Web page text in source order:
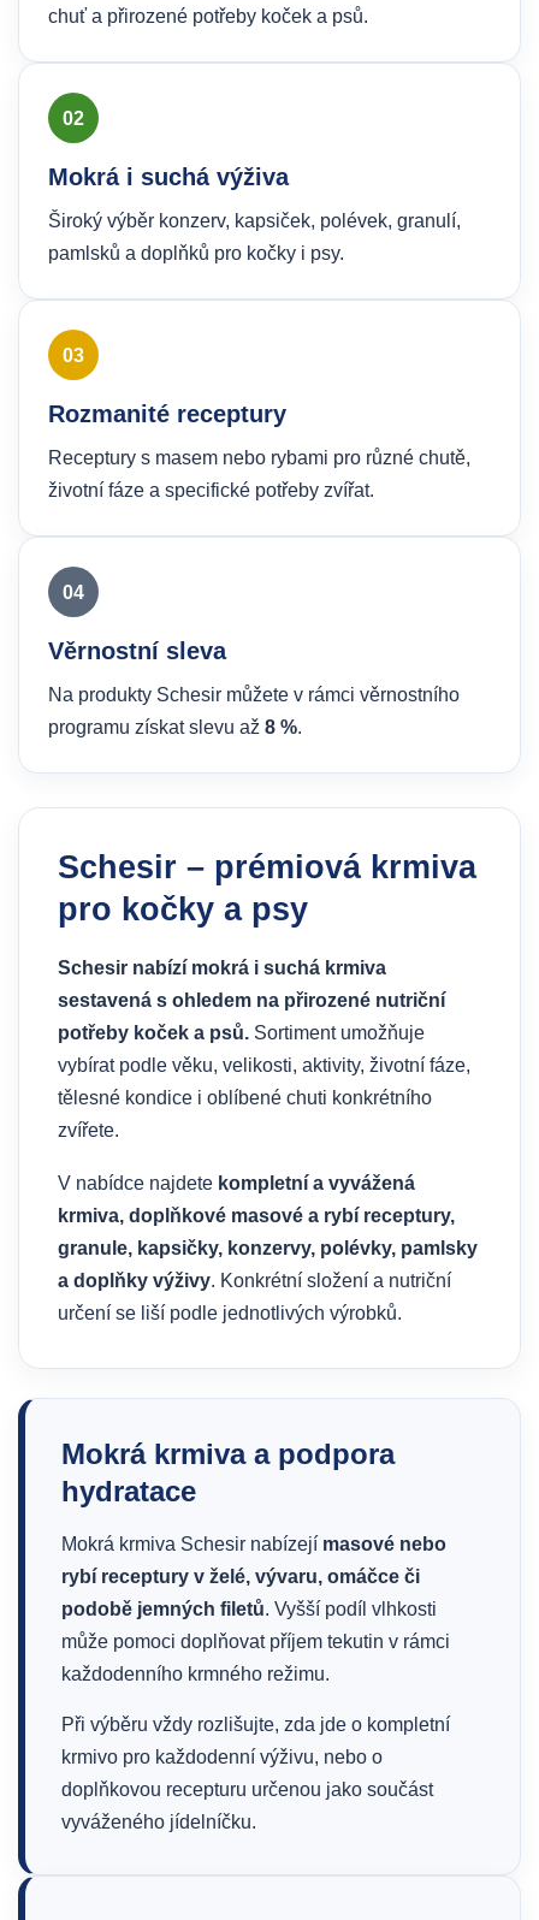
chuť a přirozené potřeby koček a psů.
02
Mokrá i suchá výživa
Široký výběr konzerv, kapsiček, polévek, granulí,
pamlsků a doplňků pro kočky i psy.
03
Rozmanité receptury
Receptury s masem nebo rybami pro různé chutě,
životní fáze a specifické potřeby zvířat.
04
Věrnostní sleva
Na produkty Schesir můžete v rámci věrnostního
programu získat slevu až 8 %.
Schesir – prémiová krmiva
pro kočky a psy
Schesir nabízí mokrá i suchá krmiva
sestavená s ohledem na přirozené nutriční
potřeby koček a psů. Sortiment umožňuje
vybírat podle věku, velikosti, aktivity, životní fáze,
tělesné kondice i oblíbené chuti konkrétního
zvířete.
V nabídce najdete kompletní a vyvážená
krmiva, doplňkové masové a rybí receptury,
granule, kapsičky, konzervy, polévky, pamlsky
a doplňky výživy. Konkrétní složení a nutriční
určení se liší podle jednotlivých výrobků.
Mokrá krmiva a podpora
hydratace
Mokrá krmiva Schesir nabízejí masové nebo
rybí receptury v želé, vývaru, omáčce či
podobě jemných filetů. Vyšší podíl vlhkosti
může pomoci doplňovat příjem tekutin v rámci
každodenního krmného režimu.
Při výběru vždy rozlišujte, zda jde o kompletní
krmivo pro každodenní výživu, nebo o
doplňkovou recepturu určenou jako součást
vyváženého jídelníčku.